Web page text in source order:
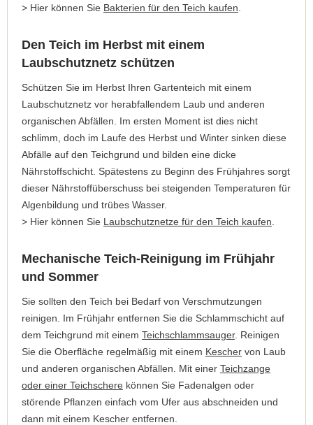
> Hier können Sie Bakterien für den Teich kaufen
Den Teich im Herbst mit einem
Laubschutznetz schützen
Schützen Sie im Herbst Ihren Gartenteich mit einem
Laubschutznetz vor herabfallendem Laub und anderen
organischen Abfällen. Im ersten Moment ist dies nicht
schlimm, doch im Laufe des Herbst und Winter sinken diese
Abfälle auf den Teichgrund und bilden eine dicke
Nährstoffschicht. Spätestens zu Beginn des Frühjahres sorgt
dieser Nährstoffüberschuss bei steigenden Temperaturen für
Algenbildung und trübes Wasser.
> Hier können Sie Laubschutznetze für den Teich kaufen
Mechanische Teich-Reinigung im Frühjahr
und Sommer
Sie sollten den Teich bei Bedarf von Verschmutzungen
reinigen. Im Frühjahr entfernen Sie die Schlammschicht auf
dem Teichgrund mit einem Teichschlammsauger. Reinigen
Sie die Oberfläche regelmäßig mit einem Kescher von Laub
und anderen organischen Abfällen. Mit einer Teichzange
oder einer Teichschere können Sie Fadenalgen oder
störende Pflanzen einfach vom Ufer aus abschneiden und
dann mit einem Kescher entfernen.